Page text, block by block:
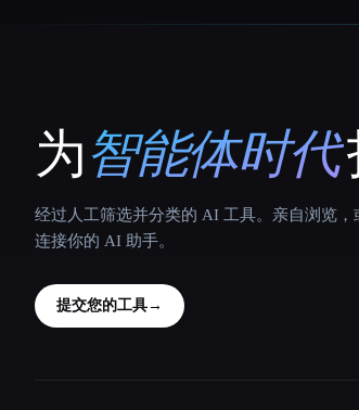
That AI Collection
为智能体时代
经过人工筛选并分类的 AI 工具。亲自浏览，
连接你的 AI 助手。
提交您的工具→